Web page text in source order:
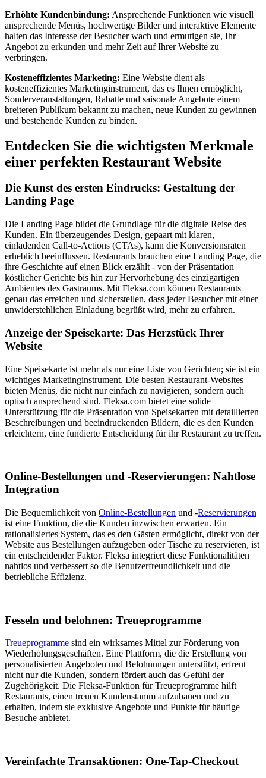
Erhöhte Kundenbindung: Ansprechende Funktionen wie visuell
ansprechende Menüs, hochwertige Bilder und interaktive Elemente
halten das Interesse der Besucher wach und ermutigen sie, Ihr
Angebot zu erkunden und mehr Zeit auf Ihrer Website zu
verbringen.
Kosteneffizientes Marketing: Eine Website dient als
kosteneffizientes Marketinginstrument, das es Ihnen ermöglicht,
Sonderveranstaltungen, Rabatte und saisonale Angebote einem
breiteren Publikum bekannt zu machen, neue Kunden zu gewinnen
und bestehende Kunden zu binden.
Entdecken Sie die wichtigsten Merkmale
einer perfekten Restaurant Website
Die Kunst des ersten Eindrucks: Gestaltung der
Landing Page
Die Landing Page bildet die Grundlage für die digitale Reise des
Kunden. Ein überzeugendes Design, gepaart mit klaren,
einladenden Call-to-Actions (CTAs), kann die Konversionsraten
erheblich beeinflussen. Restaurants brauchen eine Landing Page, die
ihre Geschichte auf einen Blick erzählt - von der Präsentation
köstlicher Gerichte bis hin zur Hervorhebung des einzigartigen
Ambientes des Gastraums. Mit Fleksa.com können Restaurants
genau das erreichen und sicherstellen, dass jeder Besucher mit einer
unwiderstehlichen Einladung begrüßt wird, mehr zu erfahren.
Anzeige der Speisekarte: Das Herzstück Ihrer
Website
Eine Speisekarte ist mehr als nur eine Liste von Gerichten; sie ist ein
wichtiges Marketinginstrument. Die besten Restaurant-Websites
bieten Menüs, die nicht nur einfach zu navigieren, sondern auch
optisch ansprechend sind. Fleksa.com bietet eine solide
Unterstützung für die Präsentation von Speisekarten mit detaillierten
Beschreibungen und beeindruckenden Bildern, die es den Kunden
erleichtern, eine fundierte Entscheidung für ihr Restaurant zu treffen.
Online-Bestellungen und -Reservierungen: Nahtlose
Integration
Die Bequemlichkeit von Online-Bestellungen und -Reservierungen
ist eine Funktion, die die Kunden inzwischen erwarten. Ein
rationalisiertes System, das es den Gästen ermöglicht, direkt von der
Website aus Bestellungen aufzugeben oder Tische zu reservieren, ist
ein entscheidender Faktor. Fleksa integriert diese Funktionalitäten
nahtlos und verbessert so die Benutzerfreundlichkeit und die
betriebliche Effizienz.
Fesseln und belohnen: Treueprogramme
Treueprogramme sind ein wirksames Mittel zur Förderung von
Wiederholungsgeschäften. Eine Plattform, die die Erstellung von
personalisierten Angeboten und Belohnungen unterstützt, erfreut
nicht nur die Kunden, sondern fördert auch das Gefühl der
Zugehörigkeit. Die Fleksa-Funktion für Treueprogramme hilft
Restaurants, einen treuen Kundenstamm aufzubauen und zu
erhalten, indem sie exklusive Angebote und Punkte für häufige
Besuche anbietet.
Vereinfachte Transaktionen: One-Tap-Checkout